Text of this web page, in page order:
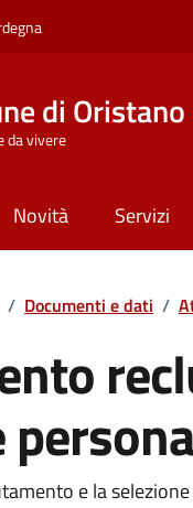
di Oristano
da vivere
Novità Servizi
/ Documenti e dati /
e la